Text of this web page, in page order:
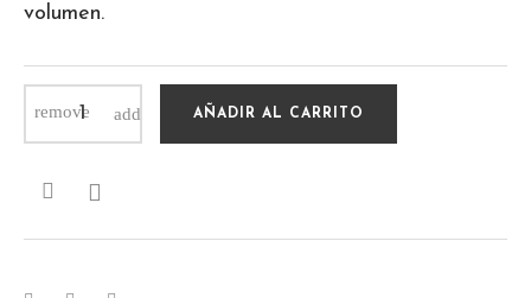
volumen.
AÑADIR AL CARRITO
